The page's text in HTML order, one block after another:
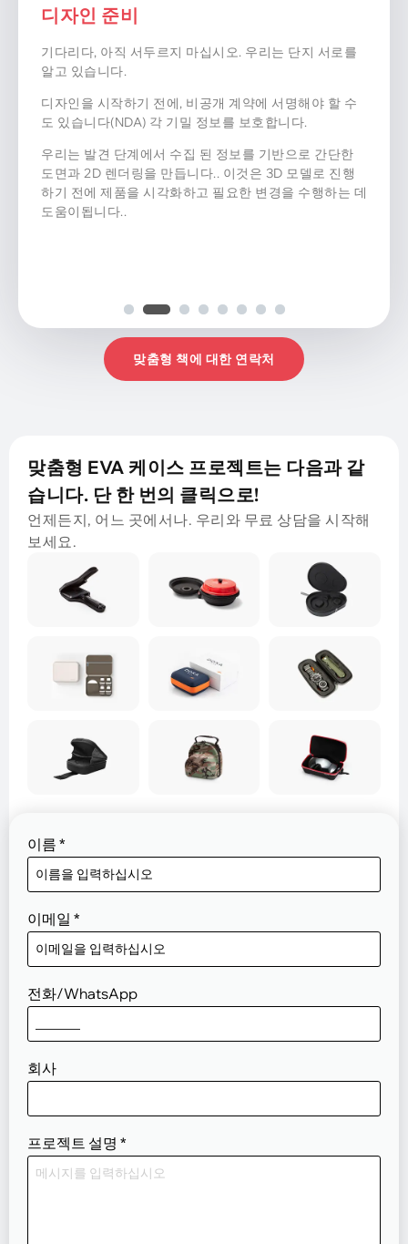
프레젠테이션
이제 우리가 무언가에 동의하는 단계 인 것 같아요.
3D 모델을 확인함으로써, 툴링 단계로 넘어 가기 전에 최
종 변경을 할 수 있습니다.
우리는 무료 디자인 서비스를 제공하고 내에서 초기 설계
를 제공하는 것을 목표로합니다. 2 날.
맞춤형 책에 대한 연락처
이름 *
이메일 *
전화/WhatsApp
회사
프로젝트 설명 *
맞춤형 EVA 케이스 프로젝트는 다음과 같
습니다. 단 한 번의 클릭으로!
언제든지, 어느 곳에서나. 우리와 무료 상담을 시작해
보세요.